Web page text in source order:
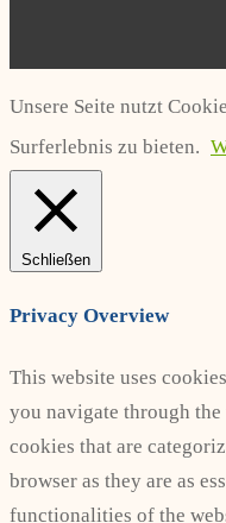
Unsere Seite nutzt
Surferlebnis zu bieten.
Schließen
Privacy Overview
This website uses
you navigate through
cookies that are
browser as they are as
functionalities of the